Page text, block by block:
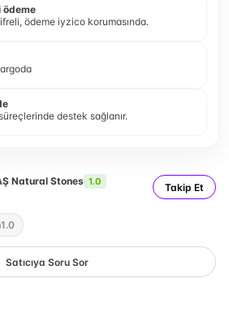
ödeme
ödeme iyzico korumasında.
destek sağlanır.
Natural Stones 1.0 Takip Et
1.0
Satıcıya Soru Sor